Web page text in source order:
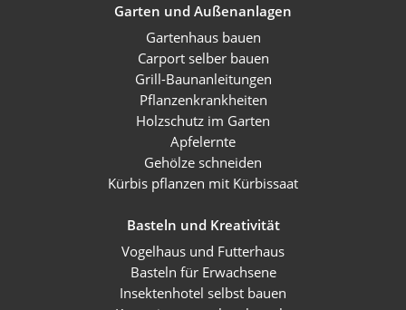
Garten und Außenanlagen
Gartenhaus bauen
Carport selber bauen
Grill-Baunanleitungen
Pflanzenkrankheiten
Holzschutz im Garten
Apfelernte
Gehölze schneiden
Kürbis pflanzen mit Kürbissaat
Basteln und Kreativität
Vogelhaus und Futterhaus
Basteln für Erwachsene
Insektenhotel selbst bauen